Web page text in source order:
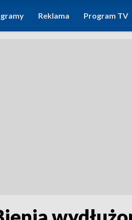
Reklama Program TV